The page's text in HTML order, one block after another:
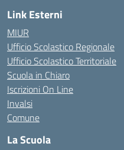
Link Esterni
MIUR
Ufficio Scolastico Regionale
Ufficio Scolastico Territoriale
Scuola in Chiaro
Iscrizioni On Line
Invalsi
Comune
La Scuola